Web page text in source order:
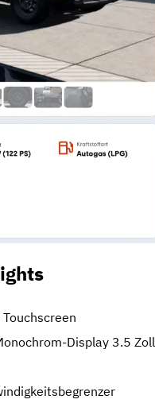
Display 3.5 Zoll